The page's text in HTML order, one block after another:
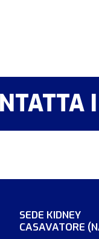
SEDE KIDNEY
CASAVATORE